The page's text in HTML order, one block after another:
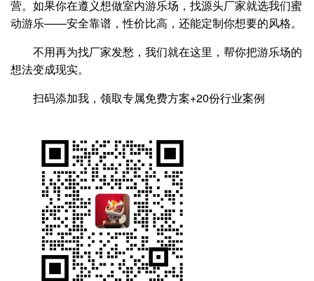
营。如果你在遵义想做室内游乐场，找源头厂家就选我们蜜
动游乐——安全靠谱，性价比高，还能定制你想要的风格。
不用再为找厂家发愁，我们就在这里，帮你把游乐场的
想法变成现实。
扫码添加我，领取专属免费方案+20份行业案例